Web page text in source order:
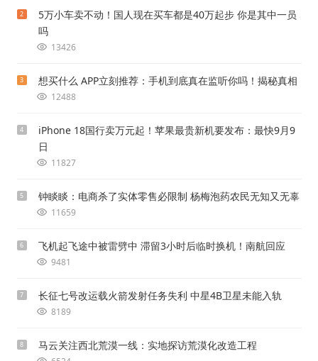
2
5万小车卖不动！国人现在买车都是40万起步 你是其中一员
吗
13426
3 想买什么 APP立刻推荐：手机到底真在监听你吗！揭秘真相
12488
4
iPhone 18国行卖万元起！苹果最贵新机要发布：最快9月9
日
11827
5 钟睒睒：电商杀了实体零售必限制 杨梅泡药农民无知又无辜
11659
6 飞机起飞途中被雷劈中 滞留3小时后临时换机！南航回应
9481
7 长征七号改运载火箭发射任务失利 中星4B卫星未能入轨
8189
8 马云关注西北荒漠一线：实地探访荒漠化改造工程